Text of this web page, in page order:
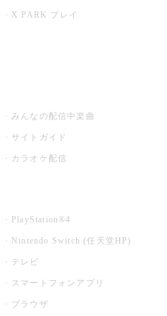
X PARK プレイ
みんなの配信中楽曲
サイトガイド
カラオケ配信
PlayStation®4
Nintendo Switch (任天堂HP)
テレビ
スマートフォンアプリ
ブラウザ